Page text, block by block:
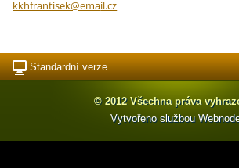
kkhfrantisek@email.cz
Standardní verze
© 2012 Všechna práva
Vytvořeno službou